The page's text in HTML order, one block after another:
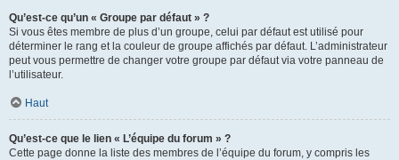
Qu’est-ce qu’un « Groupe par défaut » ?
Si vous êtes membre de plus d’un groupe, celui par défaut est utilisé pour
déterminer le rang et la couleur de groupe affichés par défaut. L’administrateur
peut vous permettre de changer votre groupe par défaut via votre panneau de
l’utilisateur.
Haut
Qu’est-ce que le lien « L’équipe du forum » ?
Cette page donne la liste des membres de l’équipe du forum, y compris les